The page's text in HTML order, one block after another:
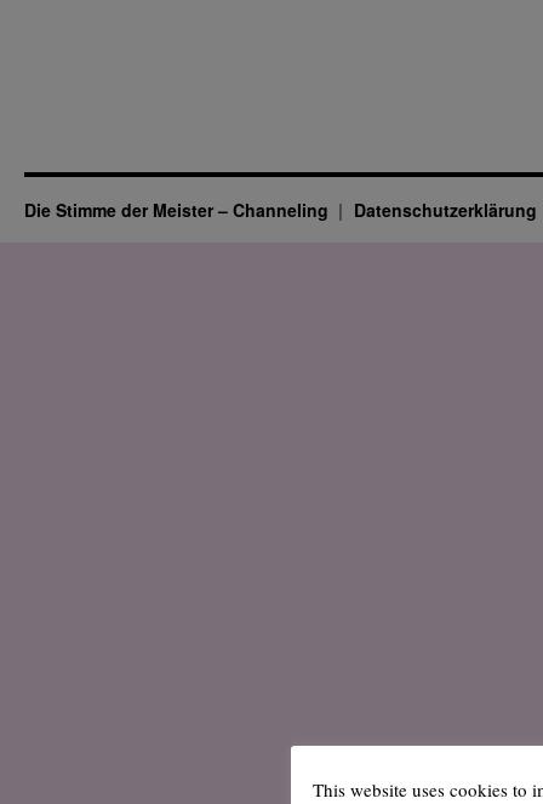
Die Stimme der Meister – Channeling Datenschutz­erklärung
This website uses cookies to